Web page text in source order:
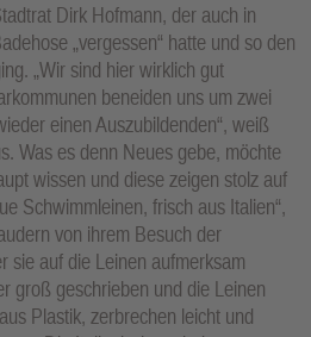
Dirk Hofmann, der auch in
„vergessen“ hatte und so den
„Wir sind hier wirklich gut
beneiden uns um zwei
einen Auszubildenden“, weiß
Was es denn Neues gebe, möchte
wissen und diese zeigen stolz auf
Schwimmleinen, frisch aus Italien“,
von ihrem Besuch der
sie auf die Leinen aufmerksam
groß geschrieben und die Leinen
Plastik, zerbrechen leicht und